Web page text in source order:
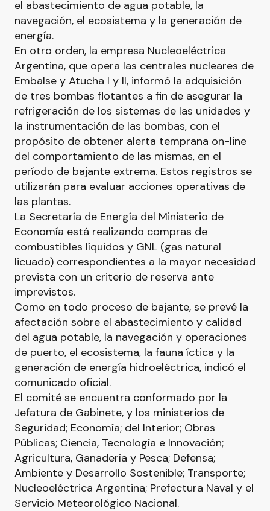
el abastecimiento de agua potable, la
navegación, el ecosistema y la generación de
energía.
En otro orden, la empresa Nucleoeléctrica
Argentina, que opera las centrales nucleares de
Embalse y Atucha I y II, informó la adquisición
de tres bombas flotantes a fin de asegurar la
refrigeración de los sistemas de las unidades y
la instrumentación de las bombas, con el
propósito de obtener alerta temprana on-line
del comportamiento de las mismas, en el
período de bajante extrema. Estos registros se
utilizarán para evaluar acciones operativas de
las plantas.
La Secretaría de Energía del Ministerio de
Economía está realizando compras de
combustibles líquidos y GNL (gas natural
licuado) correspondientes a la mayor necesidad
prevista con un criterio de reserva ante
imprevistos.
Como en todo proceso de bajante, se prevé la
afectación sobre el abastecimiento y calidad
del agua potable, la navegación y operaciones
de puerto, el ecosistema, la fauna íctica y la
generación de energía hidroeléctrica, indicó el
comunicado oficial.
El comité se encuentra conformado por la
Jefatura de Gabinete, y los ministerios de
Seguridad; Economía; del Interior; Obras
Públicas; Ciencia, Tecnología e Innovación;
Agricultura, Ganadería y Pesca; Defensa;
Ambiente y Desarrollo Sostenible; Transporte;
Nucleoeléctrica Argentina; Prefectura Naval y el
Servicio Meteorológico Nacional.